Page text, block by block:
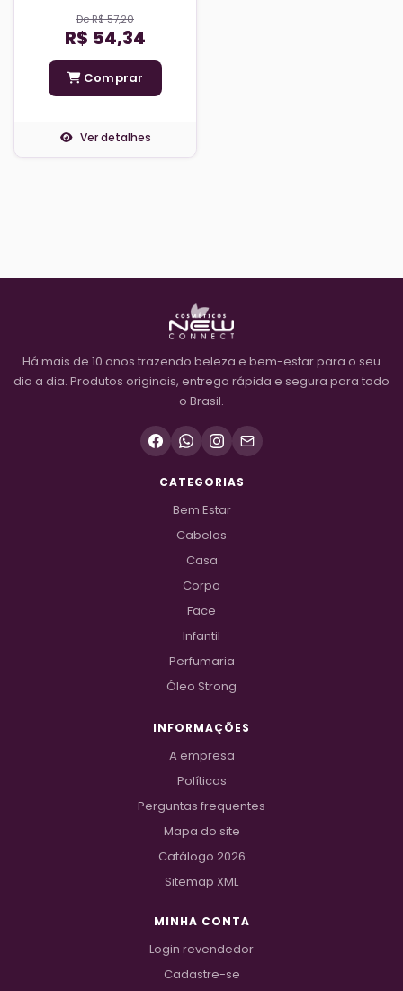
De R$ 57,20
R$ 54,34
Comprar
Ver detalhes
Há mais de 10 anos trazendo beleza e bem-estar para o seu
dia a dia. Produtos originais, entrega rápida e segura para todo
o Brasil.
CATEGORIAS
Bem Estar
Cabelos
Casa
Corpo
Face
Infantil
Perfumaria
Óleo Strong
INFORMAÇÕES
A empresa
Políticas
Perguntas frequentes
Mapa do site
Catálogo 2026
Sitemap XML
MINHA CONTA
Login revendedor
Cadastre-se